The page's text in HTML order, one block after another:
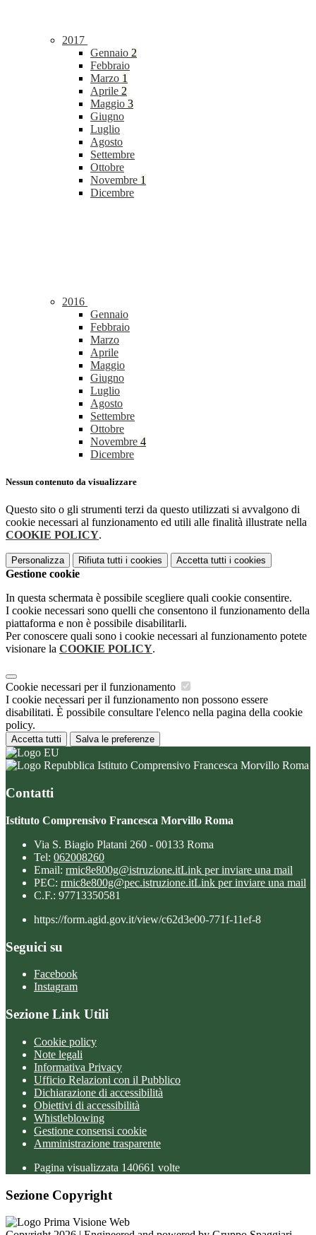
2017
Gennaio 2
Febbraio
Marzo 1
Aprile 2
Maggio 3
Giugno
Luglio
Agosto
Settembre
Ottobre
Novembre 1
Dicembre
2016
Gennaio
Febbraio
Marzo
Aprile
Maggio
Giugno
Luglio
Agosto
Settembre
Ottobre
Novembre 4
Dicembre
Nessun contenuto da visualizzare
Questo sito o gli strumenti terzi da questo utilizzati si avvalgono di
cookie necessari al funzionamento ed utili alle finalità illustrate nella
COOKIE POLICY.
Personalizza Rifiuta tutti i cookies Accetta tutti i cookies
Gestione cookie
In questa schermata è possibile scegliere quali cookie consentire.
I cookie necessari sono quelli che consentono il funzionamento della
piattaforma e non è possibile disabilitarli.
Per conoscere quali sono i cookie necessari al funzionamento potete
visionare la COOKIE POLICY.
Cookie necessari per il funzionamento
I cookie necessari per il funzionamento non possono essere
disabilitati. È possibile consultare l'elenco nella pagina della cookie
policy.
Accetta tutti Salva le preferenze
Istituto Comprensivo Francesca Morvillo Roma
Contatti
Istituto Comprensivo Francesca Morvillo Roma
Via S. Biagio Platani 260 - 00133 Roma
Tel: 062008260
Email: rmic8e800g@istruzione.itLink per inviare una mail
PEC: rmic8e800g@pec.istruzione.itLink per inviare una mail
C.F.: 97713350581
https://form.agid.gov.it/view/c62d3e00-771f-11ef-8
Seguici su
Facebook
Instagram
Sezione Link Utili
Cookie policy
Note legali
Informativa Privacy
Ufficio Relazioni con il Pubblico
Dichiarazione di accessibilità
Obiettivi di accessibilità
Whistleblowing
Gestione consensi cookie
Amministrazione trasparente
Pagina visualizzata 140661 volte
Sezione Copyright